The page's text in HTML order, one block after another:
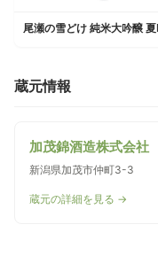
蔵元情報
加茂錦酒造株式会社
新潟県加茂市仲町3-3
蔵元の詳細を見る →